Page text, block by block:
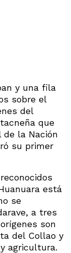
y una fila
sobre el
del
que
la Nación
su primer
está
se
a tres
son
del Collao y
agricultura.